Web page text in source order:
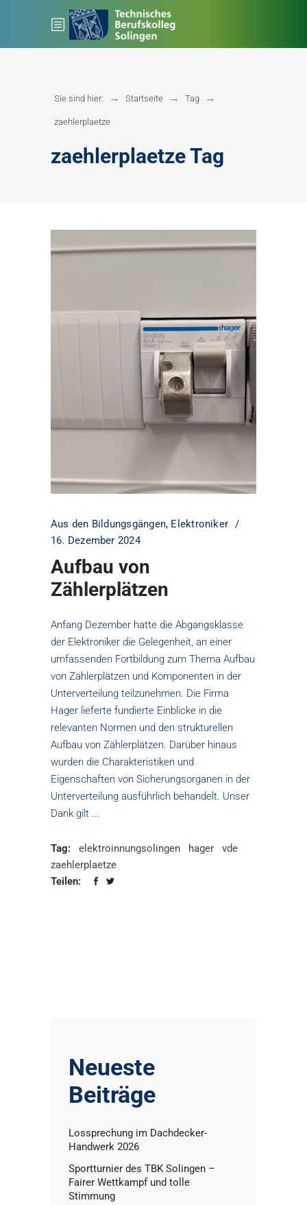
Sie sind hier: Startseite Tag
zaehlerplaetze
zaehlerplaetze Tag
Aus den Bildungsgängen, Elektroniker
16. Dezember 2024
Aufbau von
Zählerplätzen
Anfang Dezember hatte die Abgangsklasse
der Elektroniker die Gelegenheit, an einer
umfassenden Fortbildung zum Thema Aufbau
von Zählerplätzen und Komponenten in der
Unterverteilung teilzunehmen. Die Firma
Hager lieferte fundierte Einblicke in die
relevanten Normen und den strukturellen
Aufbau von Zählerplätzen. Darüber hinaus
wurden die Charakteristiken und
Eigenschaften von Sicherungsorganen in der
Unterverteilung ausführlich behandelt. Unser
Dank gilt
Tag: elektroinnungsolingen hager
vde
zaehlerplaetze
Teilen:
Neueste
Beiträge
Lossprechung im Dachdecker-
Handwerk 2026
Sportturnier des TBK Solingen –
Fairer Wettkampf und tolle
Stimmung